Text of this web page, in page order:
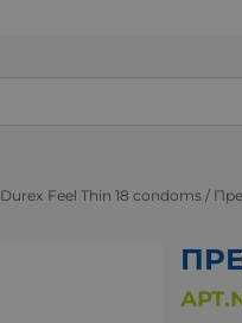
Durex Feel Thin 18 condoms /